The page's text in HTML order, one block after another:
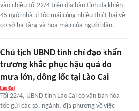
vào chiều tối 22/4 trên địa bàn tỉnh đã khiến
45 ngôi nhà bị tốc mái cùng nhiều thiệt hại về
cơ sở hạ tầng và hoa màu của người dân.
Chủ tịch UBND tỉnh chỉ đạo khẩn
trương khắc phục hậu quả do
mưa lớn, dông lốc tại Lào Cai
Tối 22/4, UBND tỉnh Lào Cai có văn bản hỏa
tốc gửi các sở, ngành, địa phương về việc